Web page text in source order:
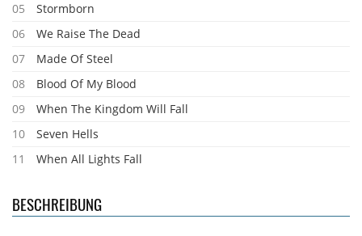
05
Stormborn
06
We Raise The Dead
07
Made Of Steel
08
Blood Of My Blood
09
When The Kingdom Will Fall
10
Seven Hells
11
When All Lights Fall
BESCHREIBUNG